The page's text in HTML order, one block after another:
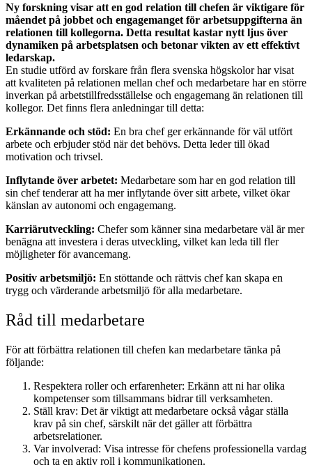
Ny forskning visar att en god relation till chefen är viktigare för
måendet på jobbet och engagemanget för arbetsuppgifterna än
relationen till kollegorna. Detta resultat kastar nytt ljus över
dynamiken på arbetsplatsen och betonar vikten av ett effektivt
ledarskap.
En studie utförd av forskare från flera svenska högskolor har visat
att kvaliteten på relationen mellan chef och medarbetare har en större
inverkan på arbetstillfredsställelse och engagemang än relationen till
kollegor. Det finns flera anledningar till detta:
Erkännande och stöd: En bra chef ger erkännande för väl utfört
arbete och erbjuder stöd när det behövs. Detta leder till ökad
motivation och trivsel.
Inflytande över arbetet: Medarbetare som har en god relation till
sin chef tenderar att ha mer inflytande över sitt arbete, vilket ökar
känslan av autonomi och engagemang.
Karriärutveckling: Chefer som känner sina medarbetare väl är mer
benägna att investera i deras utveckling, vilket kan leda till fler
möjligheter för avancemang.
Positiv arbetsmiljö: En stöttande och rättvis chef kan skapa en
trygg och värderande arbetsmiljö för alla medarbetare.
Råd till medarbetare
För att förbättra relationen till chefen kan medarbetare tänka på
följande:
Respektera roller och erfarenheter: Erkänn att ni har olika
kompetenser som tillsammans bidrar till verksamheten.
Ställ krav: Det är viktigt att medarbetare också vågar ställa
krav på sin chef, särskilt när det gäller att förbättra
arbetsrelationer.
Var involverad: Visa intresse för chefens professionella vardag
och ta en aktiv roll i kommunikationen.